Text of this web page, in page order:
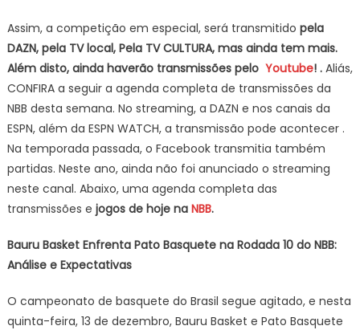
Assim, a competição em especial, será transmitido pela
DAZN, pela TV local, Pela TV CULTURA, mas ainda tem mais.
Além disto, ainda haverão transmissões pelo Youtube! . Aliás,
CONFIRA a seguir a agenda completa de transmissões da
NBB desta semana. No streaming, a DAZN e nos canais da
ESPN, além da ESPN WATCH, a transmissão pode acontecer .
Na temporada passada, o Facebook transmitia também
partidas. Neste ano, ainda não foi anunciado o streaming
neste canal. Abaixo, uma agenda completa das
transmissões e jogos de hoje na NBB.
Bauru Basket Enfrenta Pato Basquete na Rodada 10 do NBB:
Análise e Expectativas
O campeonato de basquete do Brasil segue agitado, e nesta
quinta-feira, 13 de dezembro, Bauru Basket e Pato Basquete